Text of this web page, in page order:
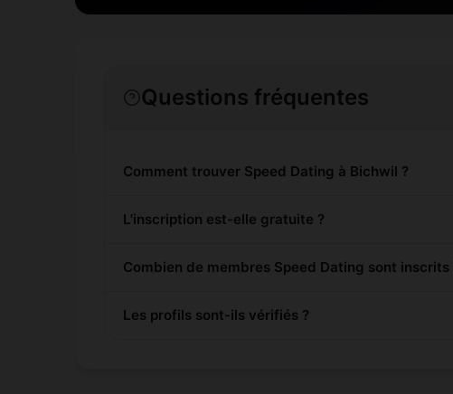
Questions fréquentes
Comment trouver Speed Dating à Bichwil ?
L'inscription est-elle gratuite ?
Combien de membres Speed Dating sont inscrits
Les profils sont-ils vérifiés ?